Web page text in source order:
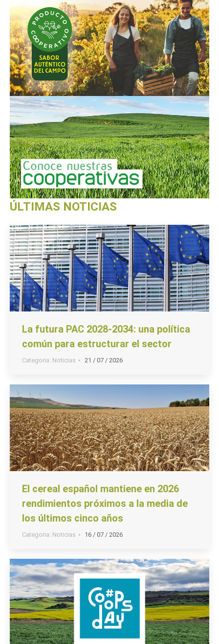
ÚLTIMAS NOTICIAS
La futura PAC 2028-2034: una política
común para estructurar el sector
Categoria: Noticias 21 / 07 / 2026
El cereal español mantiene en 2026
rendimientos próximos a la media de
los últimos cinco años
Categoria: Noticias 16 / 07 / 2026